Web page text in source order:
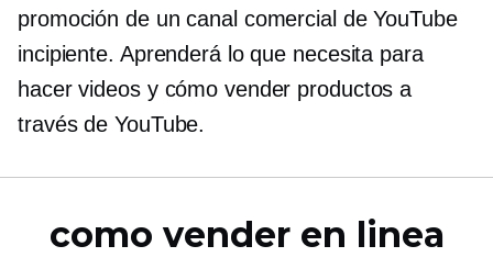
promoción de un canal comercial de YouTube
incipiente. Aprenderá lo que necesita para
hacer videos y cómo vender productos a
través de YouTube.
como vender en linea